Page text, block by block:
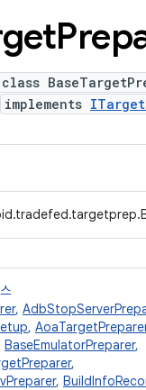
implements
,
,
BaseEmulatorPreparer,
,
,